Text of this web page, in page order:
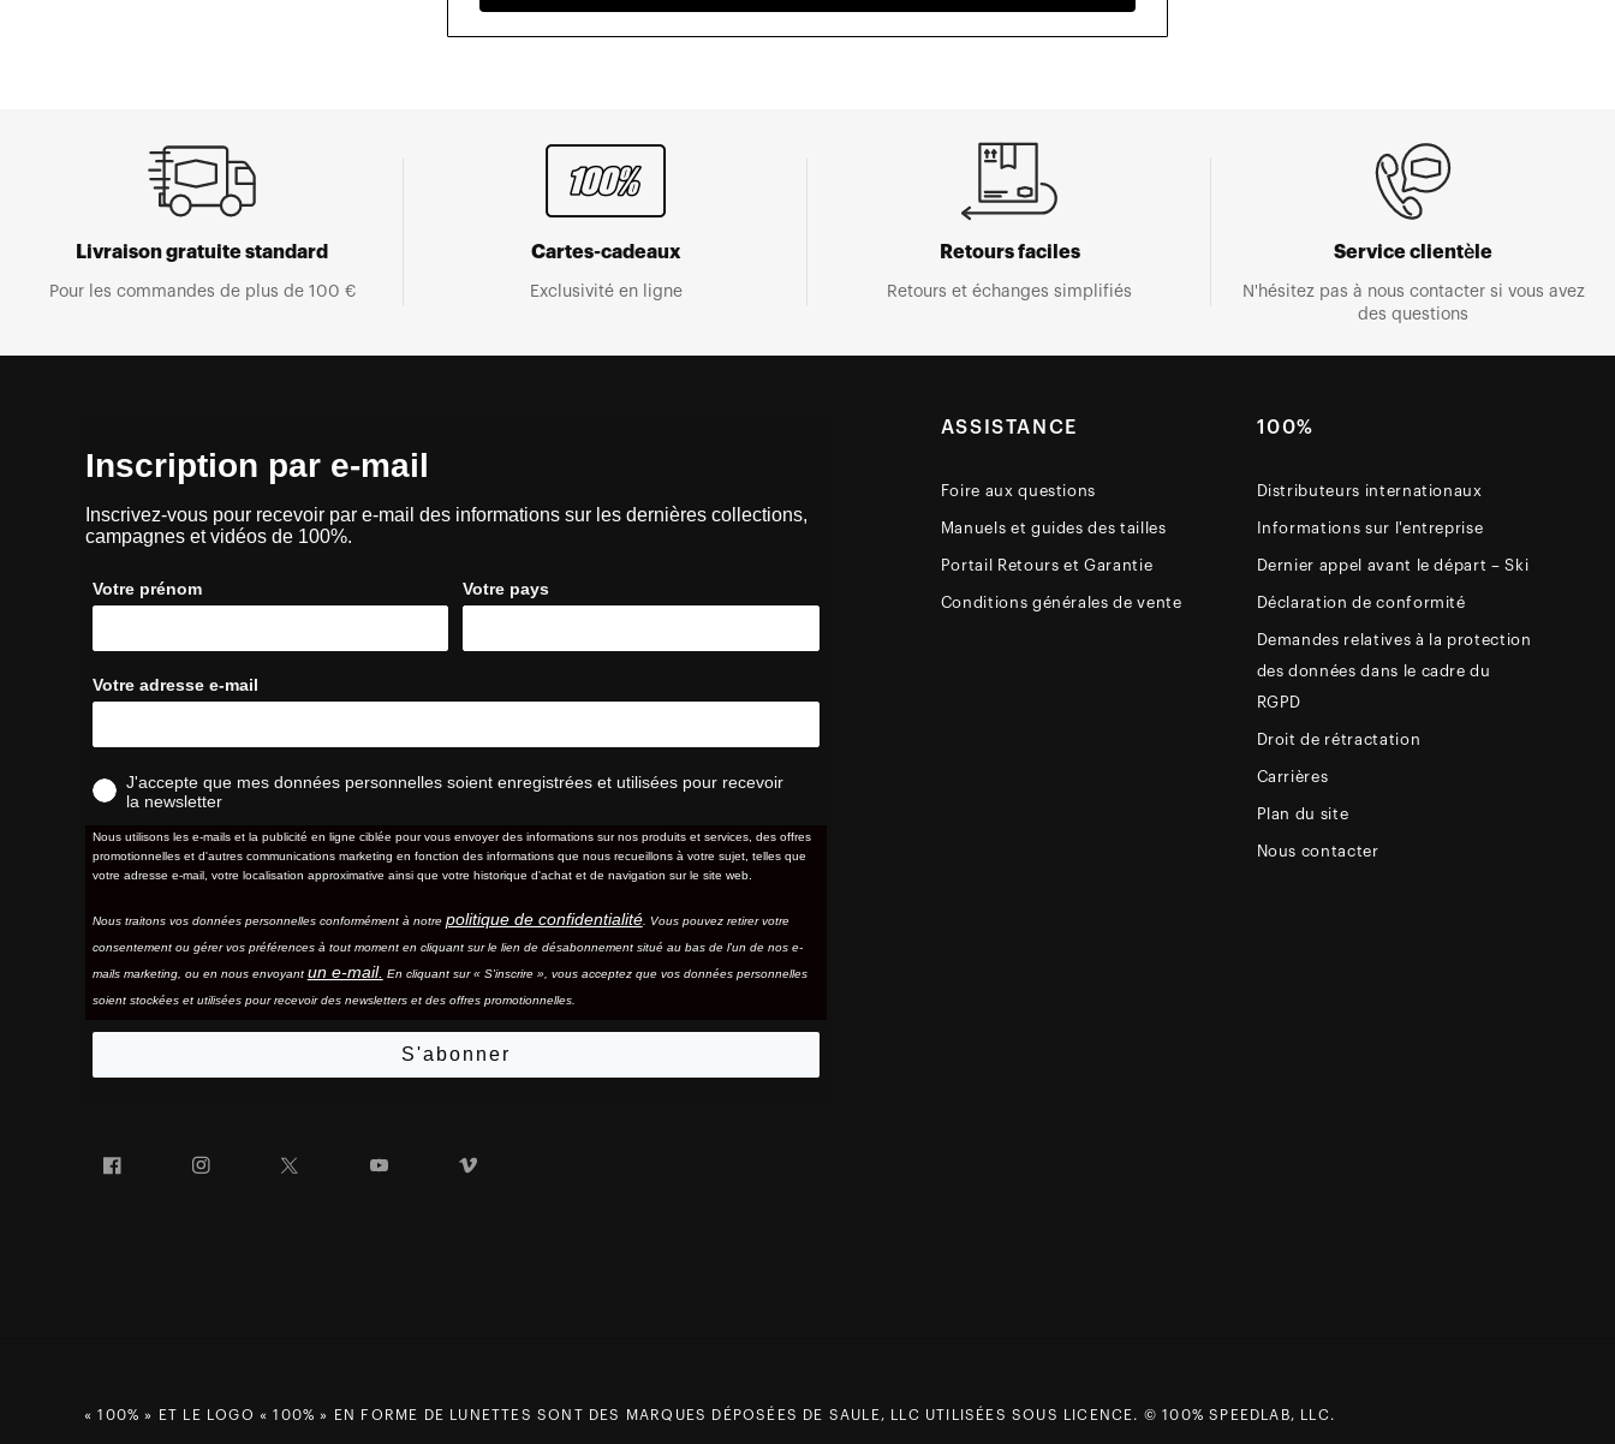
Livraison gratuite standard
Pour les commandes de plus de 100 €
Cartes-cadeaux
Exclusivité en ligne
Retours faciles
Retours et échanges simplifiés
Service clientèle
N'hésitez pas à nous contacter si vous avez
des questions
Inscription par e-mail
Inscrivez-vous pour recevoir par e-mail des informations sur les dernières collections,
campagnes et vidéos de 100%.
Votre prénom Votre pays
Votre adresse e-mail
J'accepte que mes données personnelles soient enregistrées et utilisées pour recevoir
la newsletter
Nous utilisons les e-mails et la publicité en ligne ciblée pour vous envoyer des informations sur nos produits et services, des offres
promotionnelles et d'autres communications marketing en fonction des informations que nous recueillons à votre sujet, telles que
votre adresse e-mail, votre localisation approximative ainsi que votre historique d'achat et de navigation sur le site web.
Nous traitons vos données personnelles conformément à notre politique de confidentialité. Vous pouvez retirer votre
consentement ou gérer vos préférences à tout moment en cliquant sur le lien de désabonnement situé au bas de l'un de nos e-
mails marketing, ou en nous envoyant un e-mail. En cliquant sur « S'inscrire », vous acceptez que vos données personnelles
soient stockées et utilisées pour recevoir des newsletters et des offres promotionnelles.
S'abonner
Facebook Instagram YouTube
ASSISTANCE
Foire aux questions
Manuels et guides des tailles
Portail Retours et Garantie
Conditions générales de vente
100%
Distributeurs internationaux
Informations sur l'entreprise
Dernier appel avant le départ – Ski
Déclaration de conformité
Demandes relatives à la protection
des données dans le cadre du
RGPD
Droit de rétractation
Carrières
Plan du site
Nous contacter
« 100% » ET LE LOGO « 100% » EN FORME DE LUNETTES SONT DES MARQUES DÉPOSÉES DE SAULE, LLC UTILISÉES SOUS LICENCE. © 100% SPEEDLAB, LLC.